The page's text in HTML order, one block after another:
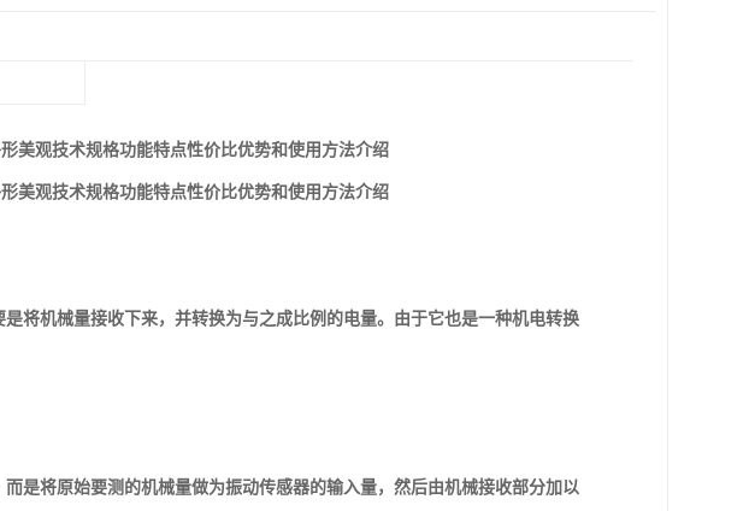
美观技术规格功能特点性价比优势和使用方法介绍
美观技术规格功能特点性价比优势和使用方法介绍
是将机械量接收下来，并转换为与之成比例的电量。由于它也是一种机电转换
是将原始要测的机械量做为振动传感器的输入量，然后由机械接收部分加以